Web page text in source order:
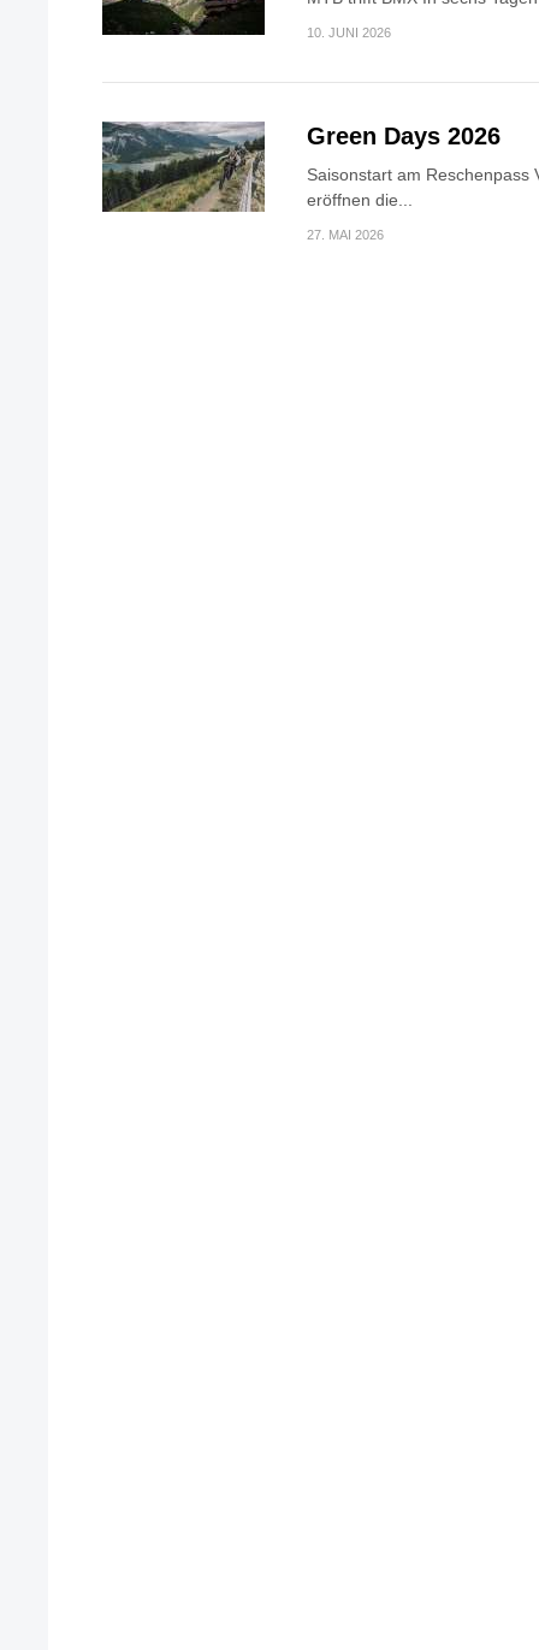
10. JUNI 2026
Green Days 2026
Saisonstart am Reschenpass
eröffnen die...
27. MAI 2026